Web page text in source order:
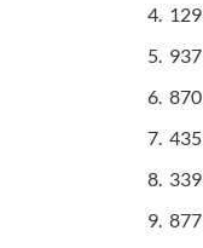
129
937
870
435
339
877